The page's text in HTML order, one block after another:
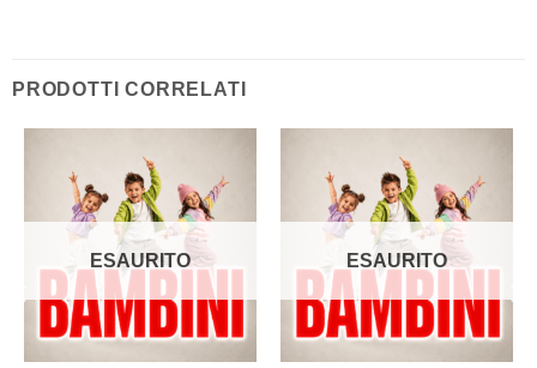
PRODOTTI CORRELATI
ESAURITO ESAURITO